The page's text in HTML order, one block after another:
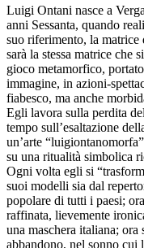
Luigi Ontani nasce a
anni Sessanta, quando
suo riferimento, la matrice
sarà la stessa matrice che
gioco metamorfico,
immagine, in azioni-
fiabesco, ma anche
Egli lavora sulla perdita
tempo sull’esaltazione
un’arte
su una ritualità simbolica
Ogni volta egli si
suoi modelli sia dal
popolare di tutti i paesi;
raffinata, lievemente
una maschera italiana;
abbandono, nel sonno cui